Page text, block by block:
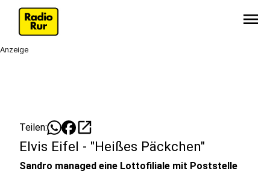
menu
Anzeige
Teilen: open_in_new
Elvis Eifel - "Heißes Päckchen"
Sandro managed eine Lottofiliale mit Poststelle